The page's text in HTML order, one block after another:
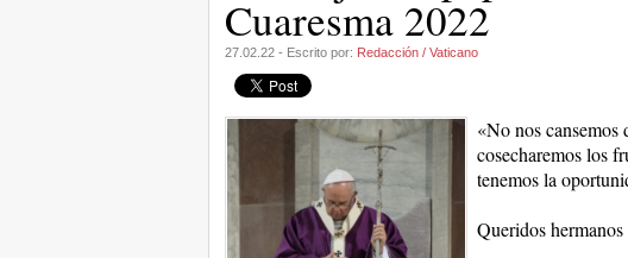
Cuaresma 2022
27.02.22 - Escrito por: Redacción / Vaticano
«No nos cansemos
cosecharemos los
tenemos la
Queridos